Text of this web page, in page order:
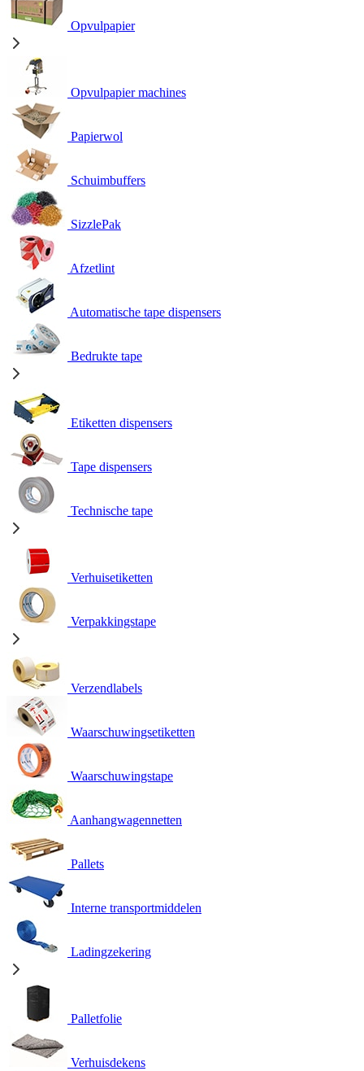
Opvulpapier
Opvulpapier machines
Papierwol
Schuimbuffers
SizzlePak
Afzetlint
Automatische tape dispensers
Bedrukte tape
Etiketten dispensers
Tape dispensers
Technische tape
Verhuisetiketten
Verpakkingstape
Verzendlabels
Waarschuwingsetiketten
Waarschuwingstape
Aanhangwagennetten
Pallets
Interne transportmiddelen
Ladingzekering
Palletfolie
Verhuisdekens